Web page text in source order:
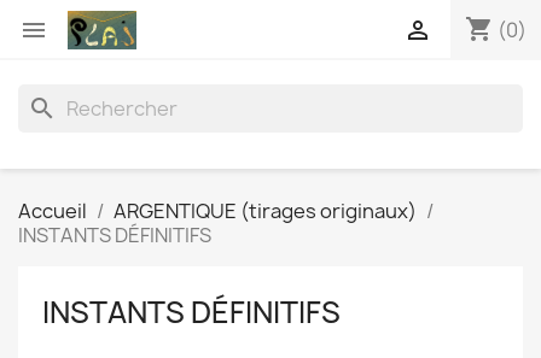
 shopping_cart (0)

search
Accueil
ARGENTIQUE (tirages originaux)
INSTANTS DÉFINITIFS
INSTANTS DÉFINITIFS